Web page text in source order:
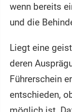
wenn bereits
und die
Liegt eine
deren
Führerschein
entschieden,